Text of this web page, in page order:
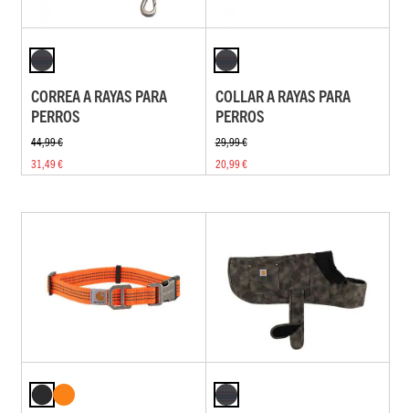
CORREA A RAYAS PARA
PERROS
44,99 €
31,49 €
COLLAR A RAYAS PARA
PERROS
29,99 €
20,99 €